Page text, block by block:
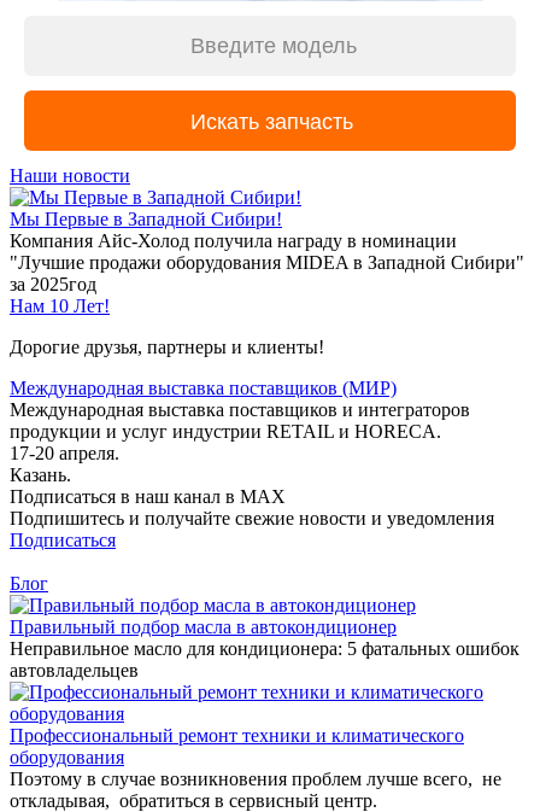
Наши новости
Мы Первые в Западной Сибири!
Компания Айс-Холод получила награду в номинации
"Лучшие продажи оборудования MIDEA в Западной Сибири"
за 2025год
Нам 10 Лет!
Дорогие друзья, партнеры и клиенты!
Международная выставка поставщиков (МИР)
Международная выставка поставщиков и интеграторов
продукции и услуг индустрии RETAIL и HORECA.
17-20 апреля.
Казань.
Подписаться в наш канал в MAX
Подпишитесь и получайте свежие новости и уведомления
Подписаться
Блог
Правильный подбор масла в автокондиционер
Неправильное масло для кондиционера: 5 фатальных ошибок
автовладельцев
Профессиональный ремонт техники и климатического
оборудования
Поэтому в случае возникновения проблем лучше всего, не
откладывая, обратиться в сервисный центр.